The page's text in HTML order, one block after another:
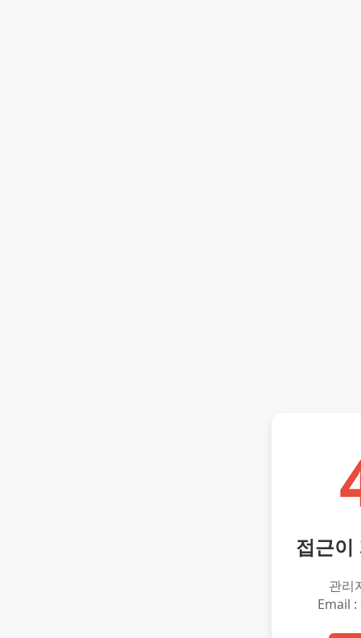
접근이
관리
Email